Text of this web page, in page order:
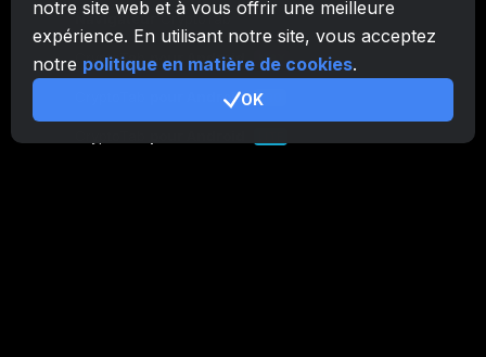
notre site web et à vous offrir une meilleure
expérience. En utilisant notre site, vous acceptez
notre politique en matière de cookies.
OK
Navigateur CryptoTab
CryptoTabpour Android MAX
pour Android PRO